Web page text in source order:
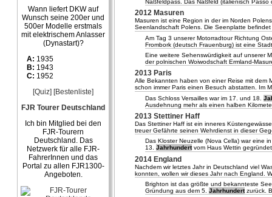
Wann liefert DKW auf
Wunsch seine 200er und
500er Modelle erstmals
mit elektrischem Anlasser
(Dynastart)?
A: 1935
B: 1943
C: 1952
[Quiz] [Bestenliste]
FJR Tourer Deutschland
Ich bin Mitglied bei den
FJR-Tourern
Deutschland. Das
Netzwerk für alle FJR-
FahrerInnen und das
Portal zu allen FJR1300-
Angeboten.
Naßfeldpass. Das Naßfeld (italienisch
2012 Masuren
Masuren ist eine Region in der im Norden
Seenlandschaft Polens. Die Seenplatte
Am Tag 3 unserer Motorradtour Richtung
Frombork (deutsch Frauenburg) ist eine
Eine weitere Sehenswürdigkeit auf unserer
der polnischen Woiwodschaft Ermland-
2013 Paris
Alle Bekannten haben von einer Reise mit dem
schon immer Paris einen Besuch abstatten. Im
Das Schloss Versailles war im 17. und 18.
Ausdehnung mehr als einen halben
2013 Stettiner Haff
Das Stettiner Haff ist ein inneres
treuer Gefährte seinen Wehrdienst in dieser
Das Kloster Neuzelle (Nova Cella) war eine
13.Jahrhundertvom Haus Wettin
2014 England
Nachdem wir letztes Jahr in Deutschland viel
konnten, wollen wir dieses Jahr nach England.
Brighton ist das größte und bekannteste
Gründung aus dem 5.Jahrhundertzurück.